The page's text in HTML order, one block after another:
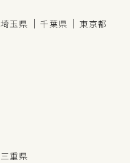
埼玉県 千葉県
東京都
三重県